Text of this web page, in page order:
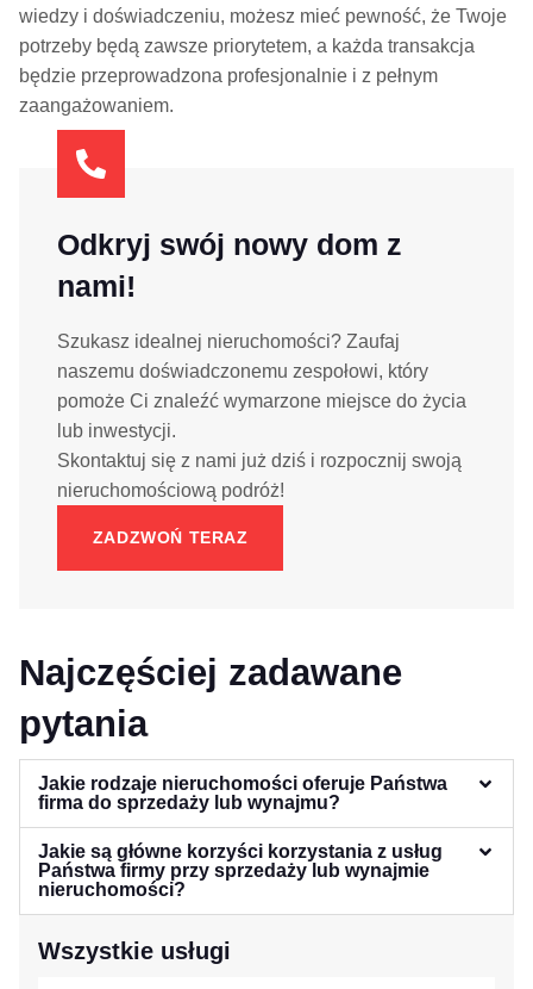
Wszystkie usługi
wiedzy i doświadczeniu, możesz mieć pewność, że Twoje
potrzeby będą zawsze priorytetem, a każda transakcja
będzie przeprowadzona profesjonalnie i z pełnym
zaangażowaniem.
Odkryj swój nowy dom z
nami!
Szukasz idealnej nieruchomości? Zaufaj
naszemu doświadczonemu zespołowi, który
pomoże Ci znaleźć wymarzone miejsce do życia
lub inwestycji.
Skontaktuj się z nami już dziś i rozpocznij swoją
nieruchomościową podróż!
ZADZWOŃ TERAZ
Najczęściej zadawane
pytania
Jakie rodzaje nieruchomości oferuje Państwa
firma do sprzedaży lub wynajmu?
Jakie są główne korzyści korzystania z usług
Państwa firmy przy sprzedaży lub wynajmie
nieruchomości?